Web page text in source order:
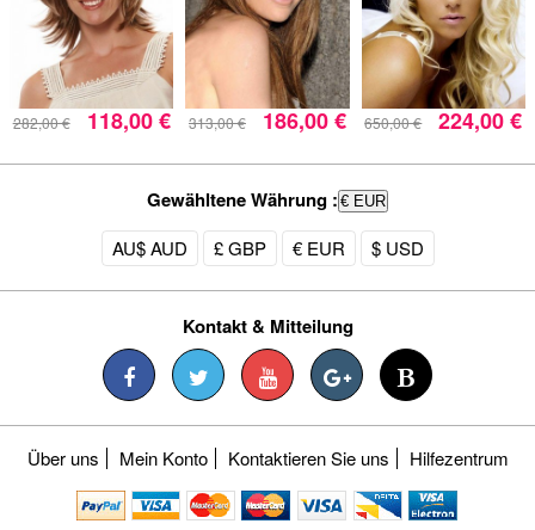
282,00 € 118,00 € 313,00 € 186,00 € 650,00 € 224,00 €
Gewähltene Währung : € EUR
AU$ AUD £ GBP € EUR $ USD
Kontakt & Mitteilung
Über uns Mein Konto Kontaktieren Sie uns Hilfezentrum